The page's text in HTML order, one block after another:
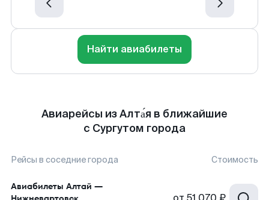
Найти авиабилеты
Авиарейсы из Алта́я в ближайшие
с Сургутом города
Рейсы в соседние города Стоимость
Авиабилеты Алтай —